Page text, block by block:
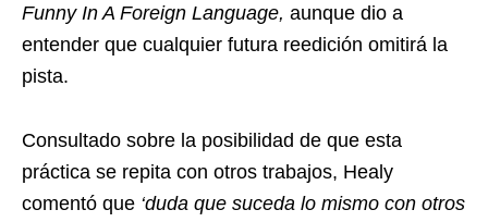
Funny In A Foreign Language, aunque dio a
entender que cualquier futura reedición omitirá la
pista.
Consultado sobre la posibilidad de que esta
práctica se repita con otros trabajos, Healy
comentó que ‘duda que suceda lo mismo con otros